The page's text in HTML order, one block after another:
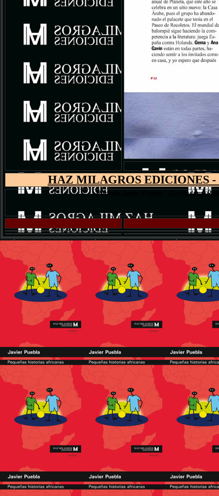
HAZ MILAGROS EDICIONES
Portada Javier Puebla Curriculum /